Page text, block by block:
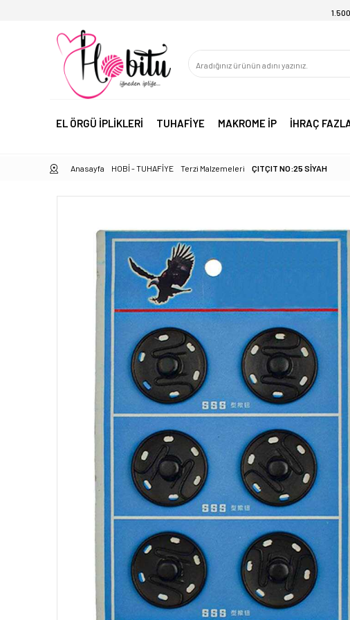
EL ÖRGÜ İPLİKLERİ TUHAFİYE MAKROME İP İHRAÇ
Anasayfa HOBİ - TUHAFİYE Terzi Malzemeleri ÇITÇIT NO:25 SİYAH